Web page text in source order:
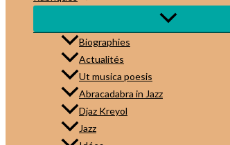
Biographies
Actualités
Ut musica poesis
Abracadabra in Jazz
Djaz Kreyol
Jazz